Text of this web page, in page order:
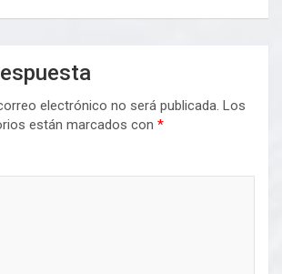
electrónico no será publicada. Los
están marcados con *